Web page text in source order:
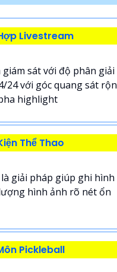
Livestream
giám sát với độ phân giải
24 với góc quang sát
highlight
Thể Thao
giải pháp giúp ghi hình
hình ảnh rõ nét ổn
Pickleball